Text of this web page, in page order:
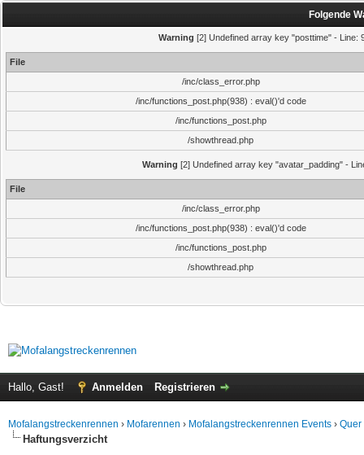
Folgende
Warning [2] Undefined array key "posttime" - Line:
File
/inc/class_error.php
/inc/functions_post.php(938) : eval()'d code
/inc/functions_post.php
/showthread.php
Warning [2] Undefined array key "avatar_padding" -
File
/inc/class_error.php
/inc/functions_post.php(938) : eval()'d code
/inc/functions_post.php
/showthread.php
Hallo, Gast! Anmelden Registrieren
Mofalangstreckenrennen › Mofarennen › Mofalangstreckenrennen Events › Quer
Haftungsverzicht